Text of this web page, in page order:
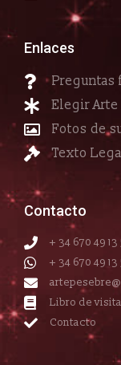
Enlaces
Preguntas
Elegir Arte
Fotos de
Texto
Contacto
+ 34 670 49 13
+ 34 670 49 13
Libro de
Contacto